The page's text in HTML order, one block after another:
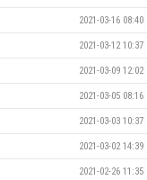
2021-03-16 08:40
2021-03-12 10:37
2021-03-09 12:02
2021-03-05 08:16
2021-03-03 10:37
2021-03-02 14:39
2021-02-26 11:35